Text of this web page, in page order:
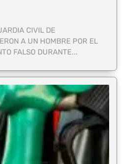
CIVIL DE
A UN HOMBRE POR EL
FALSO DURANTE...